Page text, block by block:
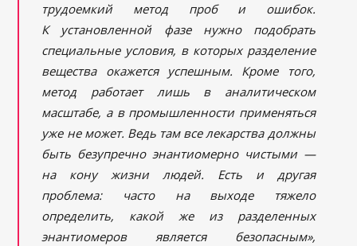
трудоемкий метод проб и ошибок.
К установленной фазе нужно подобрать
специальные условия, в которых разделение
вещества окажется успешным. Кроме того,
метод работает лишь в аналитическом
масштабе, а в промышленности применяться
уже не может. Ведь там все лекарства должны
быть безупречно энантиомерно чистыми —
на кону жизни людей. Есть и другая
проблема: часто на выходе тяжело
определить, какой же из разделенных
энантиомеров является безопасным»,